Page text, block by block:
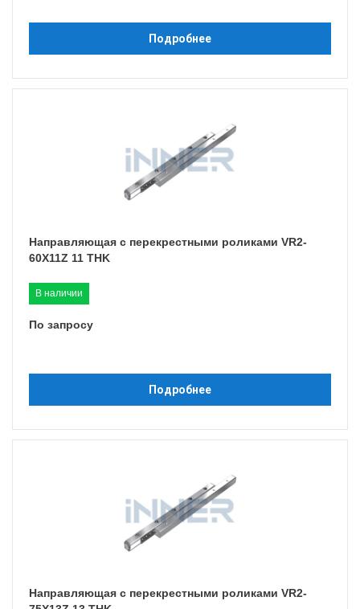
Подробнее
Направляющая с перекрестными роликами VR2-
60X11Z 11 THK
В наличии
По запросу
Подробнее
Направляющая с перекрестными роликами VR2-